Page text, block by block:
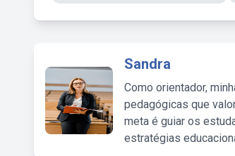
Sandra
Como orientador,
pedagógicas que
meta é guiar os
estratégias